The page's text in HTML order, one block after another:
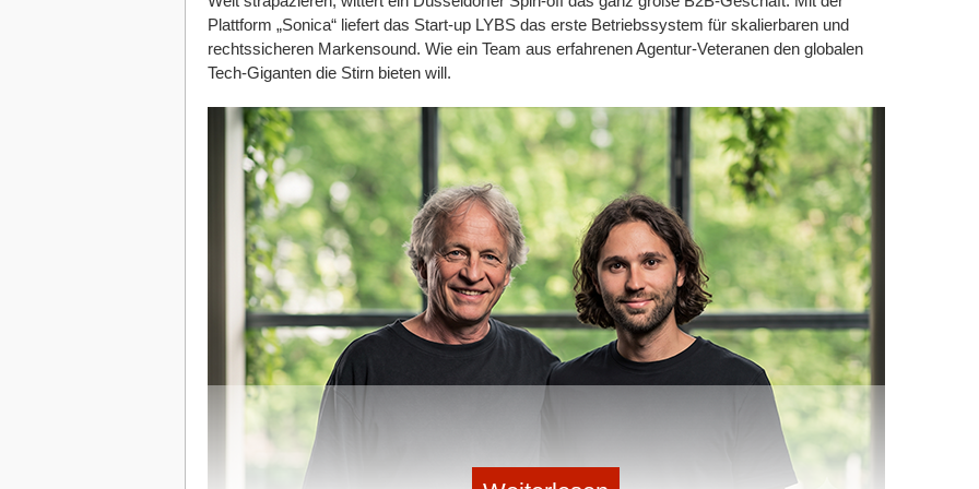
Noac wurde gemeinsam mit Chirurg*innen entwickelt und stellt sich genau auf deren Bedürfnisse ein. Sie können sich durch ein
sensorgesteuertes System, das sich optimal auf alle Körpermaße einstellt, in jede gewünschte Position begeben. Dabei wird
nicht nur die Beinmuskulatur, sondern auch der Oberkörper bis zu 100 % entlastet. © Hellstern medical
Zunächst komplett geboostrapped entwickelt Sabrina Hellstern gemeinsam mit IT-Ingenieuren
und Chirurg*innen den Prototypen des noac. Um das Projekt zu realisieren, verkauft Hellstern
sogar das Familienauto und nimmt eine Hypothek auf ihr Haus auf. “Dieser Schritt stand für
mich nie zur Diskussion. Wenn ich mit 80 Jahren zurückdenke, wird dieses persönliche Risiko
ganz klein aussehen im Vergleich dazu, ein riesiges Problem gelöst und damit Menschenleben
gerettet zu haben”, sagt Sabrina.
Wir retten Menschenleben, das ist unser oberstes Ziel
Heute ist noac serienreif, patentiert und als Medizinprodukt zertifiziert. Er wird in Reutlingen in
Plattform „Sonica“ liefert das Start-up LYBS das erste Betriebssystem für skalierbaren und
rechtssicheren Markensound. Wie ein Team aus erfahrenen Agentur-Veteranen den globalen
Tech-Giganten die Stirn bieten will.